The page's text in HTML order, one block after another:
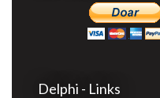
Delphi - Links